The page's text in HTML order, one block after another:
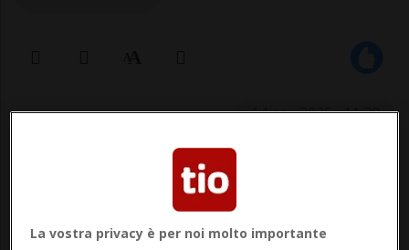
14 nov 2025 - 11:28
ARBEDO-CASTIONE - Nelle scorse ore è
stato recuperato in zona Via alle Cascine
ad Arbedo una gatta femmina, che da
La vostra privacy è per noi molto importante